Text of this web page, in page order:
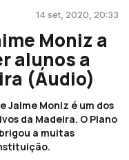
14 set, 2020, 20:33
Moniz a
alunos a
(Áudio)
Jaime Moniz é um dos
da Madeira. O Plano
a muitas